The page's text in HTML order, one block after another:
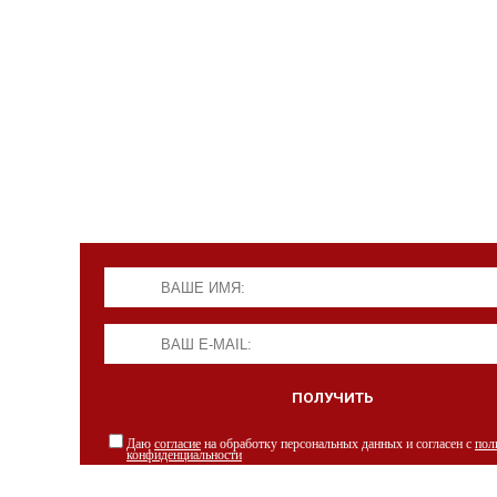
Даю согласие на обработку персональных данных и согласен с
конфиденциальности